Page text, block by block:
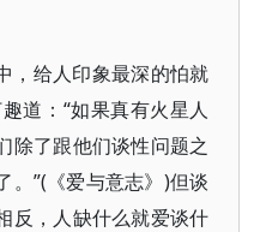
，给人印象最深的怕就
道：“如果真有火星人
除了跟他们谈性问题之
。”(《爱与意志》)但谈
反，人缺什么就爱谈什